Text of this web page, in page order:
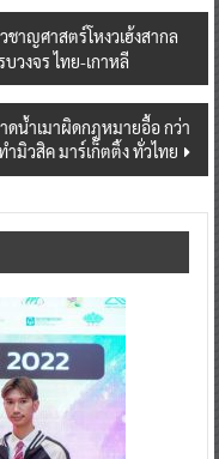
าญศาสตร์โหงวเฮ้งสากล
วงจร ไทย-เกาหลี
ดน้ำเมาผิดกฎหมายอื้อ กว่า
มิวสิค มาร์เก็ตติ้ง ทั่วไทย